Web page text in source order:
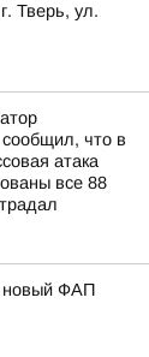
Тверь, ул.
что в
атака
все 88
новый ФАП